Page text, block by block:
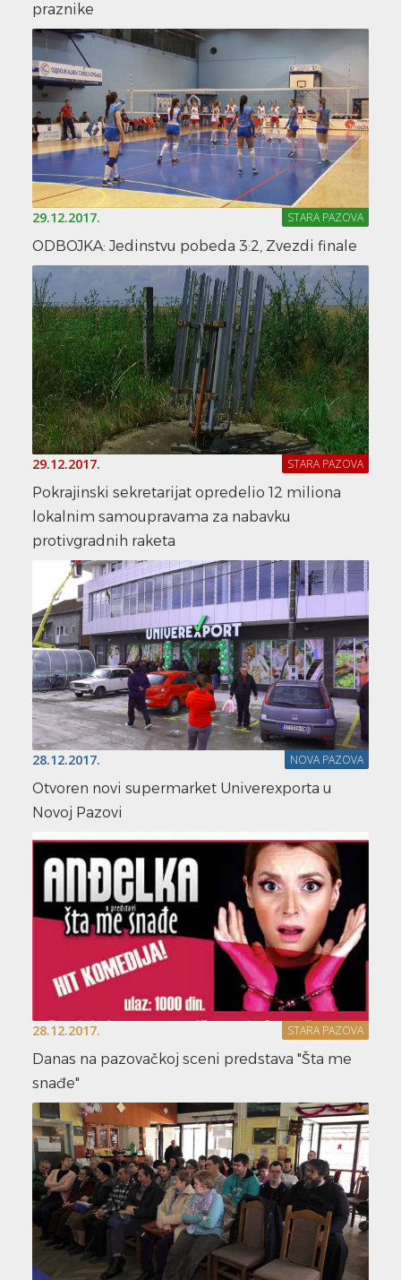
praznike
29.12.2017. STARA PAZOVA
ODBOJKA: Jedinstvu pobeda 3:2, Zvezdi finale
29.12.2017. STARA PAZOVA
Pokrajinski sekretarijat opredelio 12 miliona
lokalnim samoupravama za nabavku
protivgradnih raketa
28.12.2017. NOVA PAZOVA
Otvoren novi supermarket Univerexporta u
Novoj Pazovi
28.12.2017. STARA PAZOVA
Danas na pazovačkoj sceni predstava "Šta me
snađe"